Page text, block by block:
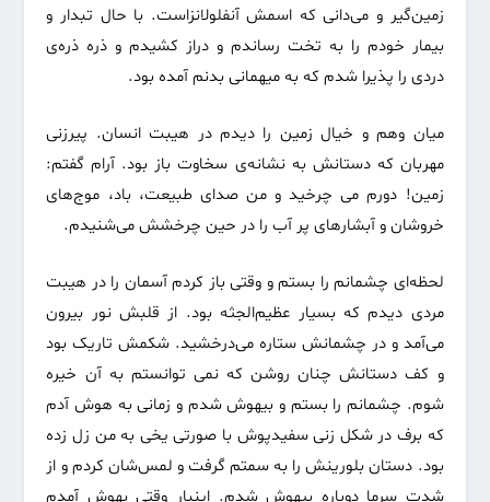
زمین‌گیر و می‌دانی که اسمش آنفلولانزاست. با حال تبدار و
بیمار خودم را به تخت رساندم و دراز کشیدم و ذره ذره‌ی
دردی را پذیرا شدم که به میهمانی بدنم آمده بود.
میان وهم و خیال زمین را دیدم در هیبت انسان. پیرزنی
مهربان که دستانش به نشانه‌ی سخاوت باز بود. آرام گفتم:
زمین! دورم می چرخید و من صدای طبیعت‌، باد‌، موج‌های
خروشان و آبشار‌های پر آب را در حین چرخشش می‌شنیدم.
لحظه‌ای چشمانم را بستم و وقتی باز کردم آسمان را در هیبت
مردی دیدم که بسیار عظیم‌الجثه بود. از قلبش نور بیرون
می‌آمد و در چشمانش ستاره می‌درخشید. شکمش تاریک بود
و کف دستانش چنان روشن که نمی توانستم به آن خیره
شوم. چشمانم را بستم و بیهوش شدم و زمانی به هوش آدم
که برف در شکل زنی سفید‌پوش با صورتی یخی به من زل زده
بود. دستان بلورینش را به سمتم گرفت و لمس‌شان کردم و از
شدت سرما دوباره بیهوش شدم. ‌اینبار وقتی بهوش آمدم